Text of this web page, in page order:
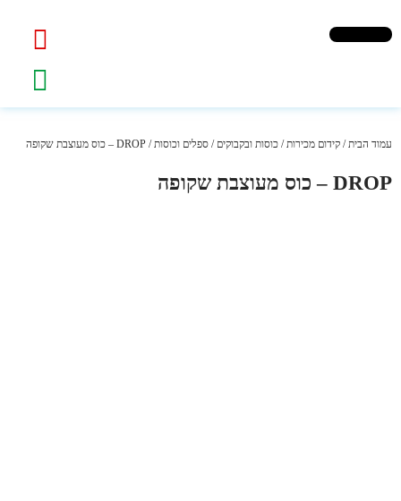
עמוד הבית/ קידום מכירות/ כוסות ובקבוקים / ספלים וכוסות/ DROP – כוס מעוצבת שקופה
DROP – כוס מעוצבת שקופה